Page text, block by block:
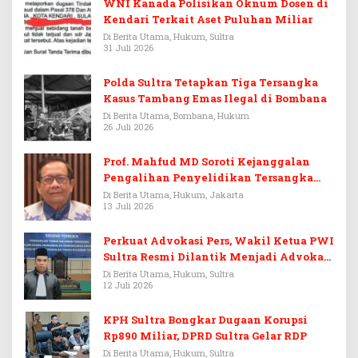
WNI Kanada Polisikan Oknum Dosen di
Kendari Terkait Aset Puluhan Miliar
Di Berita Utama, Hukum, Sultra
31 Juli 2026
Polda Sultra Tetapkan Tiga Tersangka
Kasus Tambang Emas Ilegal di Bombana
Di Berita Utama, Bombana, Hukum
26 Juli 2026
Prof. Mahfud MD Soroti Kejanggalan
Pengalihan Penyelidikan Tersangka
Febrie Adriansyah
Di Berita Utama, Hukum, Jakarta
13 Juli 2026
Perkuat Advokasi Pers, Wakil Ketua PWI
Sultra Resmi Dilantik Menjadi Advokat
PERADI
Di Berita Utama, Hukum, Sultra
12 Juli 2026
KPH Sultra Bongkar Dugaan Korupsi
Rp890 Miliar, DPRD Sultra Gelar RDP
Di Berita Utama, Hukum, Sultra